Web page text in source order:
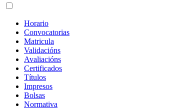
Horario
Convocatorias
Matricula
Validacións
Avaliacións
Certificados
Títulos
Impresos
Bolsas
Normativa